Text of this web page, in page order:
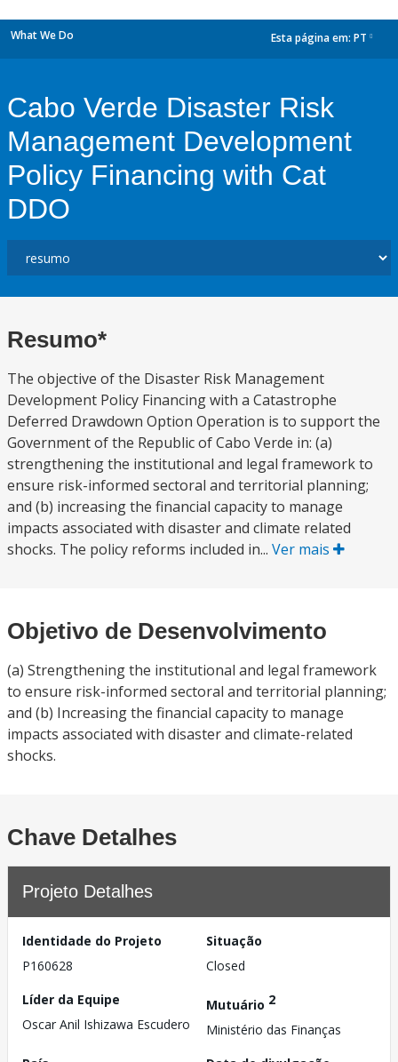
What We Do Esta página em: PT
Cabo Verde Disaster Risk
Management Development
Policy Financing with Cat
DDO
Resumo*
The objective of the Disaster Risk Management
Development Policy Financing with a Catastrophe
Deferred Drawdown Option Operation is to support the
Government of the Republic of Cabo Verde in: (a)
strengthening the institutional and legal framework to
ensure risk-informed sectoral and territorial planning;
and (b) increasing the financial capacity to manage
impacts associated with disaster and climate related
shocks. The policy reforms included in... Ver mais
Objetivo de Desenvolvimento
(a) Strengthening the institutional and legal framework
to ensure risk-informed sectoral and territorial planning;
and (b) Increasing the financial capacity to manage
impacts associated with disaster and climate-related
shocks.
Chave Detalhes
Projeto Detalhes
Identidade do Projeto
P160628
Situação
Closed
Líder da Equipe
Oscar Anil Ishizawa Escudero
Mutuário 2
Ministério das Finanças